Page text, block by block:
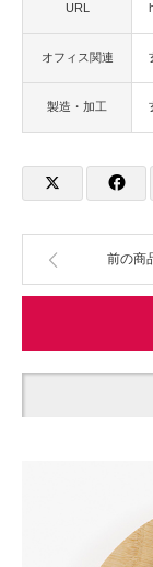
URL
オフィス関連
製造・加工
前の商
店舗・建築
物流・運送
事務